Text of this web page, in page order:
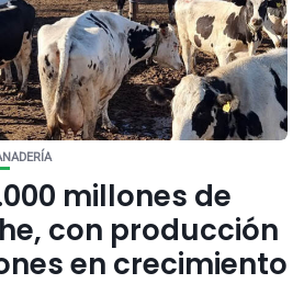
millones de
con producción
en crecimiento